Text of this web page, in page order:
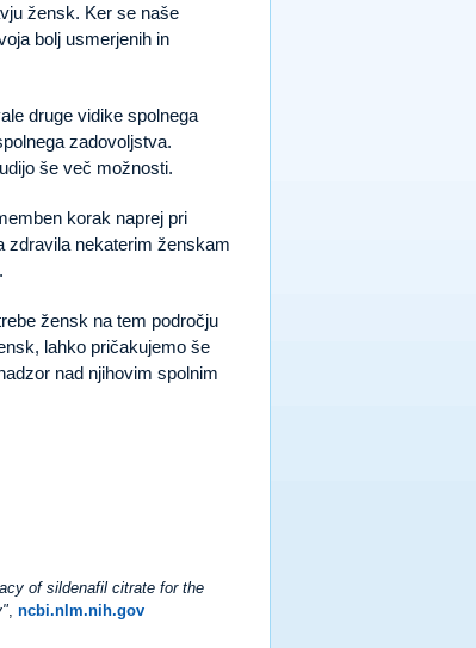
žensk. Ker se naše
bolj usmerjenih in
druge vidike spolnega
zadovoljstva.
še več možnosti.
korak naprej pri
zdravila nekaterim ženskam
žensk na tem področju
lahko pričakujemo še
nad njihovim spolnim
of sildenafil citrate for the
ncbi.nlm.nih.gov